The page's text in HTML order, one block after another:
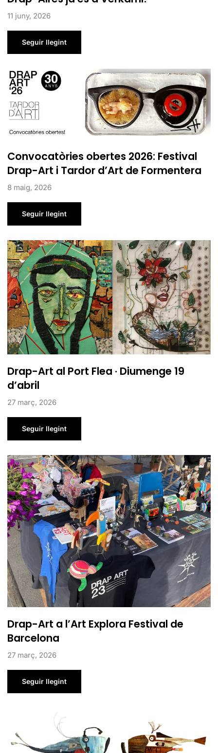
11 juny, 2026
Seguir llegint
Convocatòries obertes 2026: Festival
Drap-Art i Tardor d’Art de Formentera
8 maig, 2026
Seguir llegint
Drap-Art al Port Flea · Diumenge 19
d’abril
27 març, 2026
Seguir llegint
Drap-Art a l’Art Explora Festival de
Barcelona
27 març, 2026
Seguir llegint